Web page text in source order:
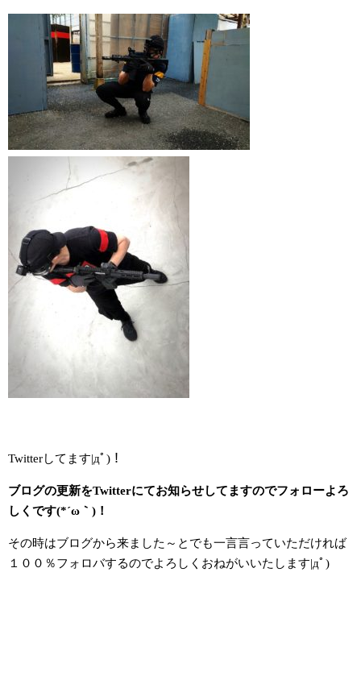
Twitterしてます|дﾟ)！
ブログの更新をTwitterにてお知らせしてますのでフォローよろ
しくです(*´ω｀)！
その時はブログから来ました～とでも一言言っていただければ
１００％フォロバするのでよろしくおねがいいたします|дﾟ)